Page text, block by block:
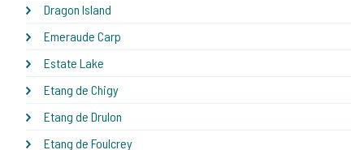
Dragon Island
Emeraude Carp
Estate Lake
Etang de Chigy
Etang de Drulon
Etang de Foulcrey